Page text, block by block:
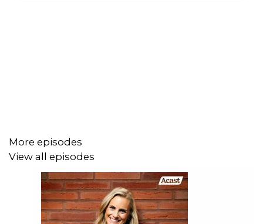
More episodes
View all episodes